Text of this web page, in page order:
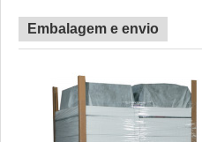
Embalagem e envio